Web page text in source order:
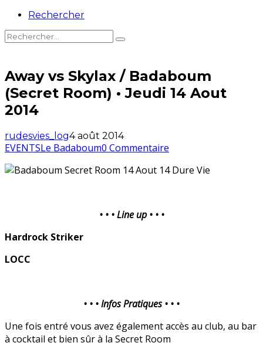
Rechercher
Away vs Skylax / Badaboum
(Secret Room) • Jeudi 14 Aout
2014
rudesvies_log4 août 2014
EVENTSLe Badaboum0 Commentaire
• • • Line up • • •
Hardrock Striker
LOCC
• • • Infos Pratiques • • •
Une fois entré vous avez également accès au club, au bar
à cocktail et bien sûr à la Secret Room